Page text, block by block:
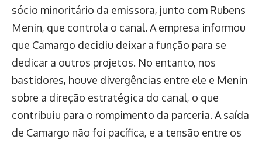
sócio minoritário da emissora, junto com Rubens
Menin, que controla o canal. A empresa informou
que Camargo decidiu deixar a função para se
dedicar a outros projetos. No entanto, nos
bastidores, houve divergências entre ele e Menin
sobre a direção estratégica do canal, o que
contribuiu para o rompimento da parceria. A saída
de Camargo não foi pacífica, e a tensão entre os